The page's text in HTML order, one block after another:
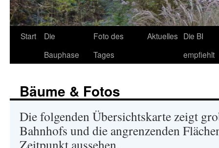
Start
Die
Bauphase
Foto des
Tages
Aktuelles Die BI
empfiehlt
Bäume & Fotos
Die folgenden Übersichtskarte zeigt
Bahnhofs und die angrenzenden
Zeitpunkt aussehen.